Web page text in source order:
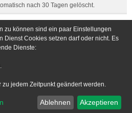
nach 30 Tagen gelöscht.
Gehe zu
© phpBB Limited
nextgen
zu können sind ein paar Einstellungen
Dienst Cookies setzen darf oder nicht. Es
Dienste:
.
jedem Zeitpunkt geändert werden.
Ablehnen Akzeptieren